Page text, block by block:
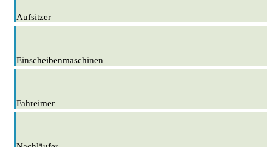
Aufsitzer
Einscheibenmaschinen
Fahreimer